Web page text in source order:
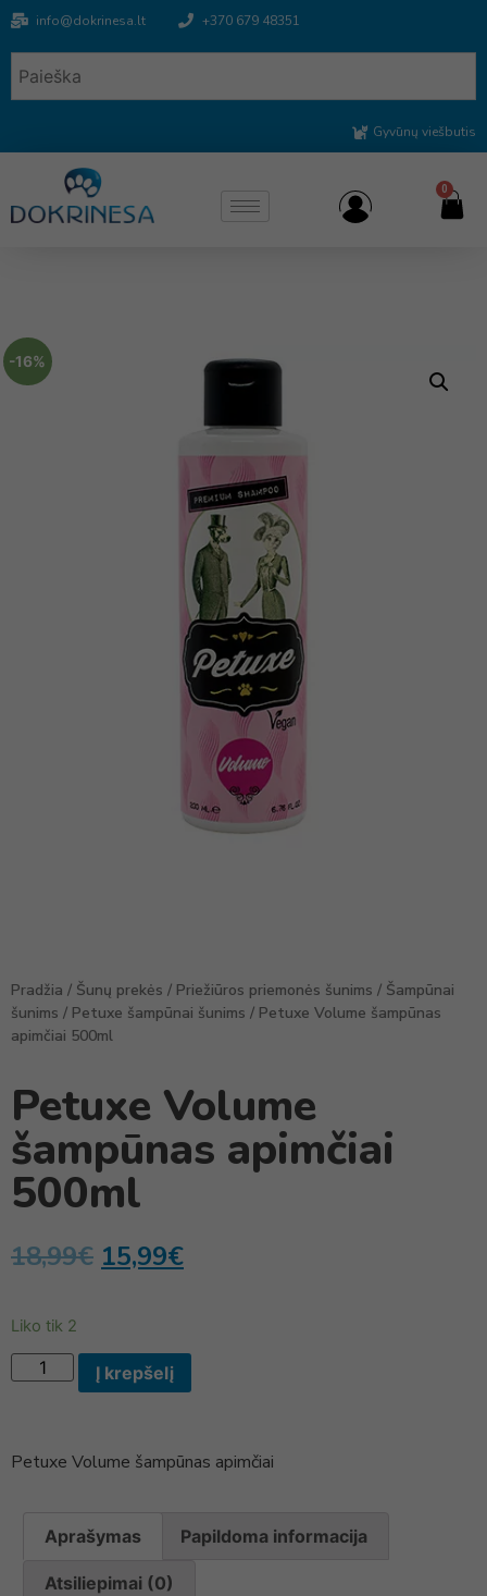
info@dokrinesa.lt +370 679 48351
Gyvūnų viešbutis
0
-16%
Pradžia / Šunų prekės / Priežiūros priemonės šunims / Šampūnai
šunims / Petuxe šampūnai šunims / Petuxe Volume šampūnas
apimčiai 500ml
Petuxe Volume
šampūnas apimčiai
500ml
18,99€ 15,99€
Liko tik 2
Į krepšelį
Petuxe Volume šampūnas apimčiai
Aprašymas Papildoma informacija
Atsiliepimai (0)